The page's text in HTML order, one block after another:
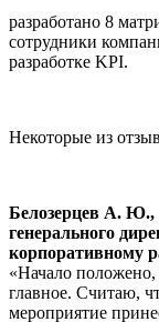
разработано 8
сотрудники
разработке KPI.
Некоторые из
Белозерцев А. Ю.,
генерального
корпоративному
«Начало положено,
главное. Считаю,
мероприятие